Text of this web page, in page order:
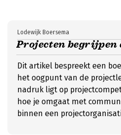
Projecten begrijpen
Lodewijk Boersema
Dit artikel bespreekt een
het oogpunt van de
nadruk ligt op
hoe je omgaat met
binnen een